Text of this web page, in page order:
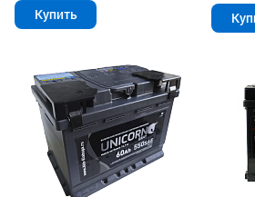
Купить